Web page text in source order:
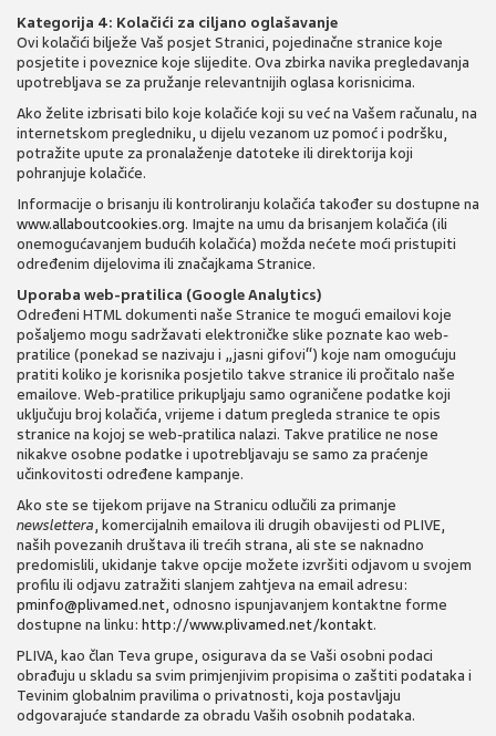
Kategorija 4: Kolačići za ciljano oglašavanje
Ovi kolačići bilježe Vaš posjet Stranici, pojedinačne stranice koje
posjetite i poveznice koje slijedite. Ova zbirka navika pregledavanja
upotrebljava se za pružanje relevantnijih oglasa korisnicima.
Ako želite izbrisati bilo koje kolačiće koji su već na Vašem računalu, na
internetskom pregledniku, u dijelu vezanom uz pomoć i podršku,
potražite upute za pronalaženje datoteke ili direktorija koji
pohranjuje kolačiće.
Informacije o brisanju ili kontroliranju kolačića također su dostupne na
www.allaboutcookies.org. Imajte na umu da brisanjem kolačića (ili
onemogućavanjem budućih kolačića) možda nećete moći pristupiti
određenim dijelovima ili značajkama Stranice.
Uporaba web-pratilica (Google Analytics)
Određeni HTML dokumenti naše Stranice te mogući emailovi koje
pošaljemo mogu sadržavati elektroničke slike poznate kao web-
pratilice (ponekad se nazivaju i „jasni gifovi“) koje nam omogućuju
pratiti koliko je korisnika posjetilo takve stranice ili pročitalo naše
emailove. Web-pratilice prikupljaju samo ograničene podatke koji
uključuju broj kolačića, vrijeme i datum pregleda stranice te opis
stranice na kojoj se web-pratilica nalazi. Takve pratilice ne nose
nikakve osobne podatke i upotrebljavaju se samo za praćenje
učinkovitosti određene kampanje.
Ako ste se tijekom prijave na Stranicu odlučili za primanje
newslettera, komercijalnih emailova ili drugih obavijesti od PLIVE,
naših povezanih društava ili trećih strana, ali ste se naknadno
predomislili, ukidanje takve opcije možete izvršiti odjavom u svojem
profilu ili odjavu zatražiti slanjem zahtjeva na email adresu:
pminfo@plivamed.net, odnosno ispunjavanjem kontaktne forme
dostupne na linku: http://www.plivamed.net/kontakt.
PLIVA, kao član Teva grupe, osigurava da se Vaši osobni podaci
obrađuju u skladu sa svim primjenjivim propisima o zaštiti podataka i
Tevinim globalnim pravilima o privatnosti, koja postavljaju
odgovarajuće standarde za obradu Vaših osobnih podataka.